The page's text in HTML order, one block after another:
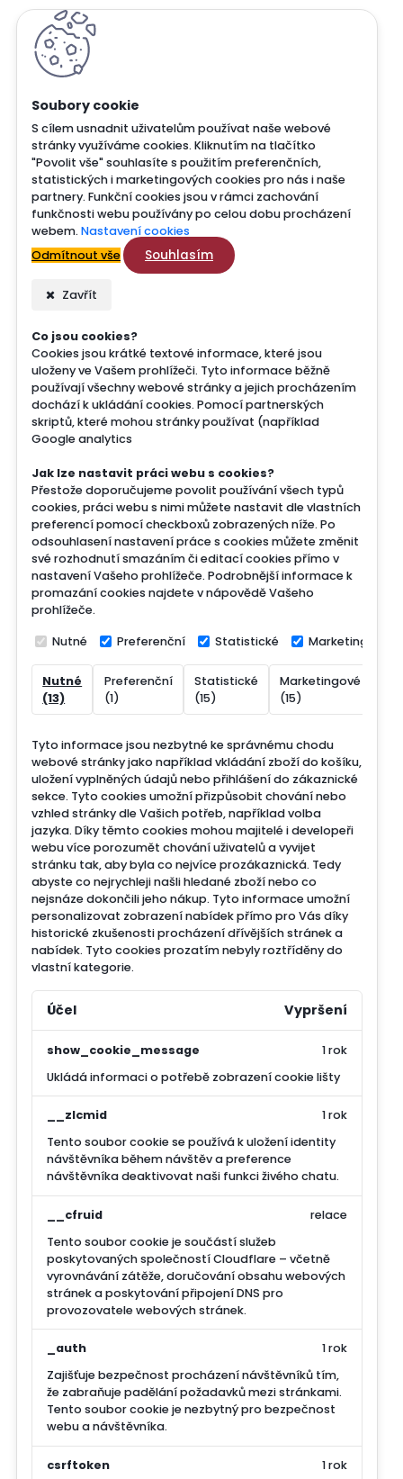
S cílem usnadnit uživatelům používat naše webové
stránky využíváme cookies. Kliknutím na tlačítko
"Povolit vše" souhlasíte s použitím preferenčních,
statistických i marketingových cookies pro nás i naše
partnery. Funkční cookies jsou v rámci zachování
funkčnosti webu používány po celou dobu procházení
webem. Nastavení cookies
Odmítnout vše
Souhlasím
Zavřít
Co jsou cookies?
Cookies jsou krátké textové informace, které jsou
uloženy ve Vašem prohlížeči. Tyto informace běžně
používají všechny webové stránky a jejich procházením
dochází k ukládání cookies. Pomocí partnerských
skriptů, které mohou stránky používat (například
Google analytics
Jak lze nastavit práci webu s cookies?
Přestože doporučujeme povolit používání všech typů
cookies, práci webu s nimi můžete nastavit dle vlastních
preferencí pomocí checkboxů zobrazených níže. Po
odsouhlasení nastavení práce s cookies můžete změnit
své rozhodnutí smazáním či editací cookies přímo v
nastavení Vašeho prohlížeče. Podrobnější informace k
promazání cookies najdete v nápovědě Vašeho
prohlížeče.
Nutné Preferenční Statistické Marketingové
Nutné
(13)
Preferenční
(1)
Statistické
(15)
Marketingové
(15)
Tyto informace jsou nezbytné ke správnému chodu
webové stránky jako například vkládání zboží do košíku,
uložení vyplněných údajů nebo přihlášení do zákaznické
sekce. Tyto cookies umožní přizpůsobit chování nebo
vzhled stránky dle Vašich potřeb, například volba
jazyka. Díky těmto cookies mohou majitelé i developeři
webu více porozumět chování uživatelů a vyvijet
stránku tak, aby byla co nejvíce prozákaznická. Tedy
abyste co nejrychleji našli hledané zboží nebo co
nejsnáze dokončili jeho nákup. Tyto informace umožní
personalizovat zobrazení nabídek přímo pro Vás díky
historické zkušenosti procházení dřívějších stránek a
nabídek. Tyto cookies prozatím nebyly roztříděny do
vlastní kategorie.
Účel Vypršení
show_cookie_message
Ukládá informaci o potřebě zobrazení cookie lišty
1 rok
__zlcmid
Tento soubor cookie se používá k uložení identity
návštěvníka během návštěv a preference
návštěvníka deaktivovat naši funkci živého chatu.
1 rok
__cfruid
Tento soubor cookie je součástí služeb
poskytovaných společností Cloudflare – včetně
vyrovnávání zátěže, doručování obsahu webových
stránek a poskytování připojení DNS pro
provozovatele webových stránek.
relace
_auth
Zajišťuje bezpečnost procházení návštěvníků tím,
že zabraňuje padělání požadavků mezi stránkami.
Tento soubor cookie je nezbytný pro bezpečnost
webu a návštěvníka.
1 rok
csrftoken
1 rok